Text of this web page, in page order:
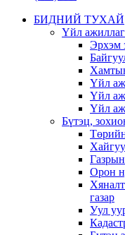
БИДНИЙ ТУХАЙ
Үйл
Эрхэм
Үйл
Үйл
Үйл
Бүтэц,
Газрын
Орон
газар
Уул